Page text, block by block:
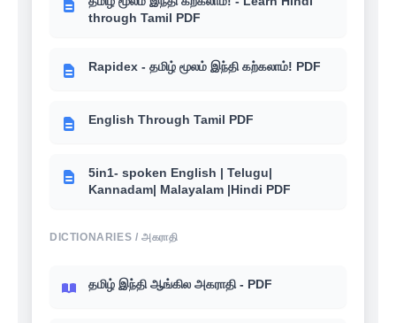
through Tamil PDF
Rapidex - தமிழ் மூலம் இந்தி கற்கலாம்! PDF
English Through Tamil PDF
5in1- spoken English | Telugu|
Kannadam| Malayalam |Hindi PDF
DICTIONARIES / அகராதி
தமிழ் இந்தி ஆங்கில அகராதி - PDF